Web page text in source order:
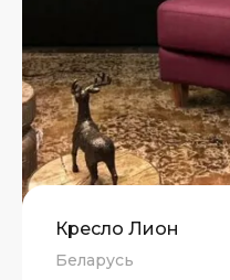
Кресло Лион
Беларусь